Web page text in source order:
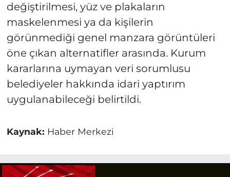
değiştirilmesi, yüz ve plakaların
maskelenmesi ya da kişilerin
görünmediği genel manzara görüntüleri
öne çıkan alternatifler arasında. Kurum
kararlarına uymayan veri sorumlusu
belediyeler hakkında idari yaptırım
uygulanabileceği belirtildi.
Kaynak: Haber Merkezi